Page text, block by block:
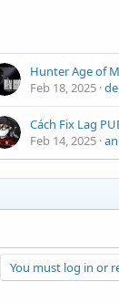
Feb 18, 2025
Feb 14, 2025
You must log in or